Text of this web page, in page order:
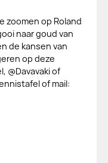
zoomen op Roland
naar goud van
de kansen van
op deze
@Davavaki of
of mail: